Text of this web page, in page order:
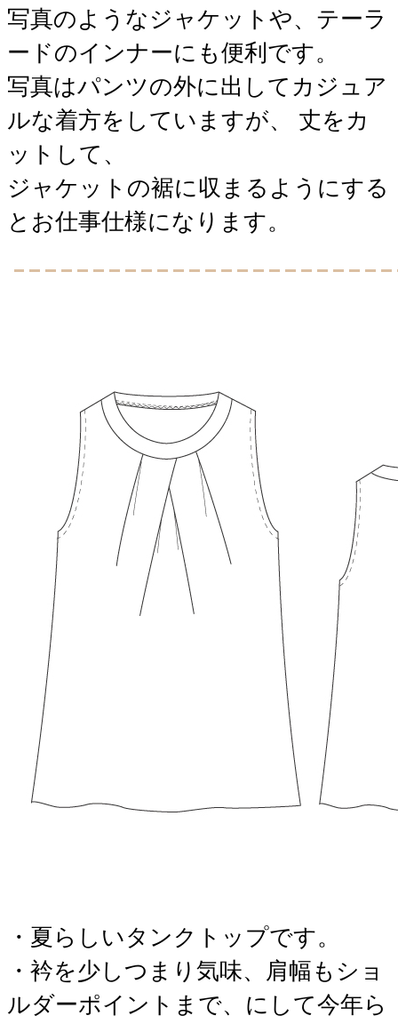
写真のようなジャケットや、テーラ
ードのインナーにも便利です。
写真はパンツの外に出してカジュア
ルな着方をしていますが、 丈をカ
ットして、
ジャケットの裾に収まるようにする
とお仕事仕様になります。
・夏らしいタンクトップです。
・衿を少しつまり気味、肩幅もショ
ルダーポイントまで、にして今年ら